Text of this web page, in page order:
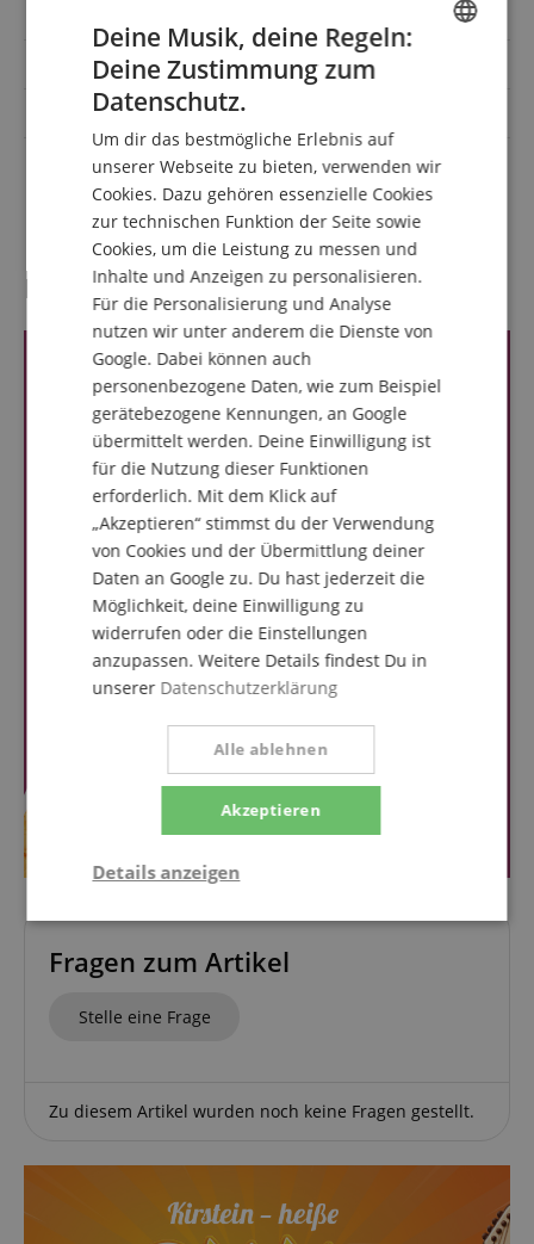
Natur
Orientierung
Sparset mit
Gigbag,
Notenheft/DVD/Medien,
Saiten, Stimmgerät
Kundenbewertungen
Fragen zum Artikel
Stelle eine Frage
Zu diesem Artikel wurden noch keine Fragen gestellt.
FRENCH
SPANISH
Deine Musik, deine Regeln:
Deine Zustimmung zum
Datenschutz.
Um dir das bestmögliche Erlebnis auf
unserer Webseite zu bieten, verwenden wir
Cookies. Dazu gehören essenzielle Cookies
zur technischen Funktion der Seite sowie
Cookies, um die Leistung zu messen und
Inhalte und Anzeigen zu personalisieren.
Für die Personalisierung und Analyse
nutzen wir unter anderem die Dienste von
Google. Dabei können auch
personenbezogene Daten, wie zum Beispiel
gerätebezogene Kennungen, an Google
übermittelt werden. Deine Einwilligung ist
für die Nutzung dieser Funktionen
erforderlich. Mit dem Klick auf
„Akzeptieren“ stimmst du der Verwendung
von Cookies und der Übermittlung deiner
Daten an Google zu. Du hast jederzeit die
Möglichkeit, deine Einwilligung zu
widerrufen oder die Einstellungen
anzupassen. Weitere Details findest Du in
unserer Datenschutzerklärung
Akzeptieren
Alle ablehnen
Details anzeigen
Statistik Marketing Funktional
identifizieren.